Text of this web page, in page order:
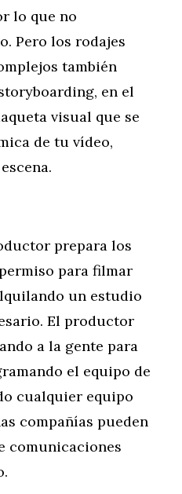
lo que no
Pero los rodajes
también
en el
visual que se
de tu vídeo,
prepara los
para filmar
un estudio
El productor
a la gente para
el equipo de
cualquier equipo
compañías pueden
comunicaciones